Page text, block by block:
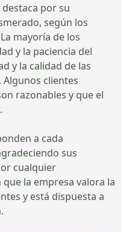
destaca por su
según los
mayoría de los
y la paciencia del
y la calidad de las
clientes
razonables y que el
a cada
sus
cualquier
la empresa valora la
y está dispuesta a